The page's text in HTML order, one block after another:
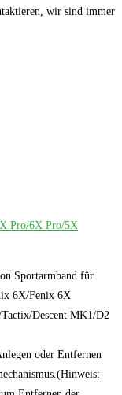
wir sind immer
Pro/6X Pro/5X
Sportarmband für
6X/Fenix 6X
Descent MK1/D2
oder Entfernen